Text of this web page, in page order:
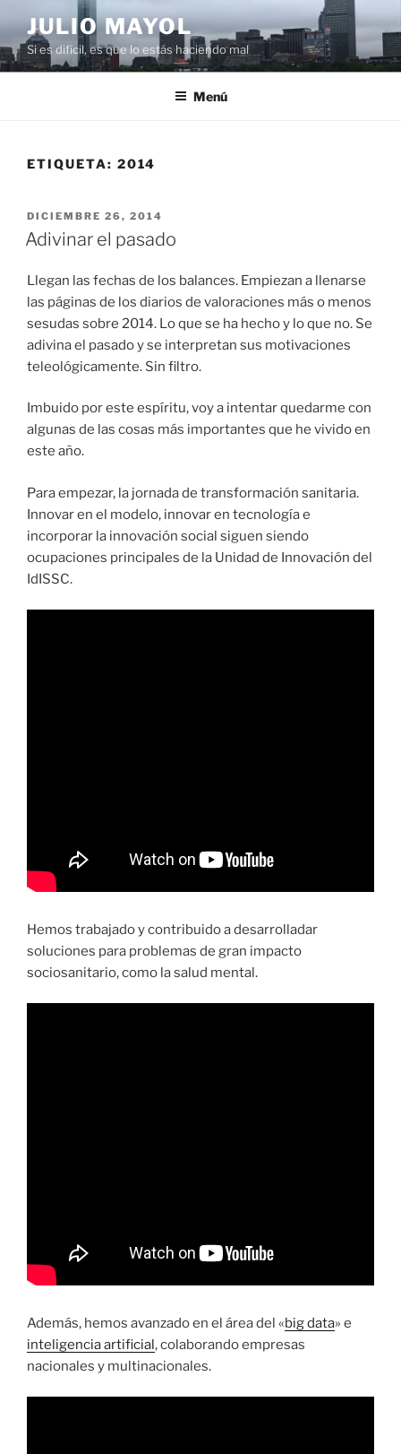
al
contenido
JULIO MAYOL
Si es difícil, es que lo estás haciendo mal
Menú
ETIQUETA: 2014
PUBLICADO
EL
DICIEMBRE 26, 2014
Adivinar el pasado
Llegan las fechas de los balances. Empiezan a llenarse
las páginas de los diarios de valoraciones más o menos
sesudas sobre 2014. Lo que se ha hecho y lo que no. Se
adivina el pasado y se interpretan sus motivaciones
teleológicamente. Sin filtro.
Imbuido por este espíritu, voy a intentar quedarme con
algunas de las cosas más importantes que he vivido en
este año.
Para empezar, la jornada de transformación sanitaria.
Innovar en el modelo, innovar en tecnología e
incorporar la innovación social siguen siendo
ocupaciones principales de la Unidad de Innovación del
IdISSC.
Hemos trabajado y contribuido a desarrolladar
soluciones para problemas de gran impacto
sociosanitario, como la salud mental.
Además, hemos avanzado en el área del «big data» e
inteligencia artificial, colaborando empresas
nacionales y multinacionales.